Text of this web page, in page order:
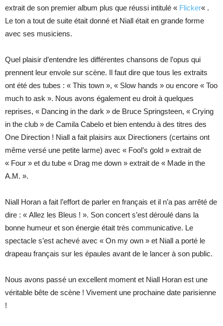
extrait de son premier album plus que réussi intitulé « Flicker« .
Le ton a tout de suite était donné et Niall était en grande forme
avec ses musiciens.
Quel plaisir d’entendre les différentes chansons de l’opus qui
prennent leur envole sur scène. Il faut dire que tous les extraits
ont été des tubes : « This town », « Slow hands » ou encore « Too
much to ask ». Nous avons également eu droit à quelques
reprises, « Dancing in the dark » de Bruce Springsteen, « Crying
in the club » de Camila Cabelo et bien entendu à des titres des
One Direction ! Niall a fait plaisirs aux Directioners (certains ont
même versé une petite larme) avec « Fool’s gold » extrait de
« Four » et du tube « Drag me down » extrait de « Made in the
A.M. ».
Niall Horan a fait l’effort de parler en français et il n’a pas arrêté de
dire : « Allez les Bleus ! ». Son concert s’est déroulé dans la
bonne humeur et son énergie était très communicative. Le
spectacle s’est achevé avec « On my own » et Niall a porté le
drapeau français sur les épaules avant de le lancer à son public.
Nous avons passé un excellent moment et Niall Horan est une
véritable bête de scène ! Vivement une prochaine date parisienne
!